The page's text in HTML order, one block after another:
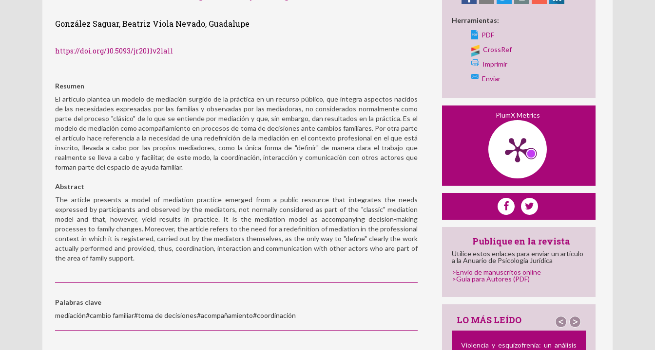
González Saguar, Beatriz Viola Nevado, Guadalupe
https://doi.org/10.5093/jr2011v21a11
Resumen
El artículo plantea un modelo de mediación surgido de la práctica en un recurso público, que integra aspectos nacidos
de las necesidades expresadas por las familias y observadas por las mediadoras, no considerados normalmente como
parte del proceso "clásico" de lo que se entiende por mediación y que, sin embargo, dan resultados en la práctica. Es el
modelo de mediación como acompañamiento en procesos de toma de decisiones ante cambios familiares. Por otra parte
el artículo hace referencia a la necesidad de una redefinición de la mediación en el contexto profesional en el que está
inscrito, llevada a cabo por las propios mediadores, como la única forma de "definir" de manera clara el trabajo que
realmente se lleva a cabo y facilitar, de este modo, la coordinación, interacción y comunicación con otros actores que
forman parte del espacio de ayuda familiar.
Abstract
The article presents a model of mediation practice emerged from a public resource that integrates the needs
expressed by participants and observed by the mediators, not normally considered as part of the "classic" mediation
model and that, however, yield results in practice. It is the mediation model as accompanying decision-making
processes to family changes. Moreover, the article refers to the need for a redefinition of mediation in the professional
context in which it is registered, carried out by the mediators themselves, as the only way to "define" clearly the work
actually performed and provided, thus, coordination, interaction and communication with other actors who are part of
the area of family support.
Palabras clave
mediación#cambio familiar#toma de decisiones#acompañamiento#coordinación
Herramientas:
PDF
CrossRef
Imprimir
Enviar
PlumX Metrics
Publique en la revista
Utilice estos enlaces para enviar un articulo
a la Anuario de Psicología Jurídica
>Envío de manuscritos online
>Guía para Autores (PDF)
LO MÁS LEÍDO < >
Violencia y esquizofrenia: un análisis